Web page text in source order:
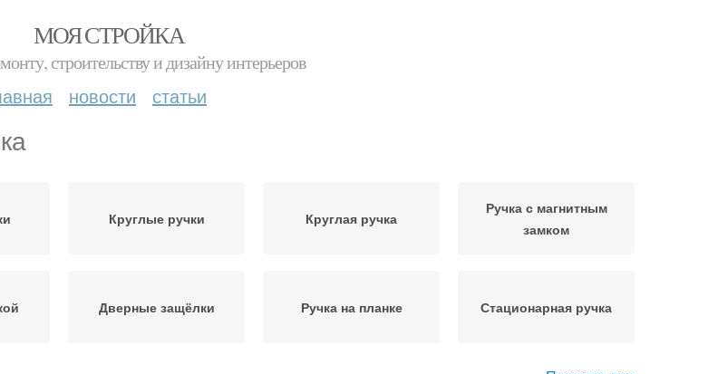
МОЯ СТРОЙКА
строительству и дизайну интерьеров
новости статьи
Круглые ручки Круглая ручка
Ручка с магнитным
замком
Дверные защёлки Ручка на планке Стационарная ручка